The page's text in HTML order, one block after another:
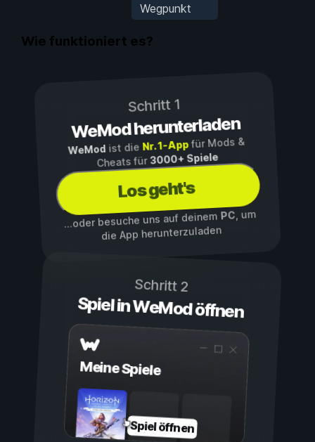
Wegpunkt
Wie funktioniert es?
Schritt 1
WeMod herunterladen
WeMod ist die Nr. 1-Appfür Mods &
Cheats für3000+ Spiele
Los geht's
...oder besuche uns auf deinemPC , um
die App herunterzuladen
Schritt 2
Spiel in WeMod öffnen
Meine Spiele
Spiel öffnen